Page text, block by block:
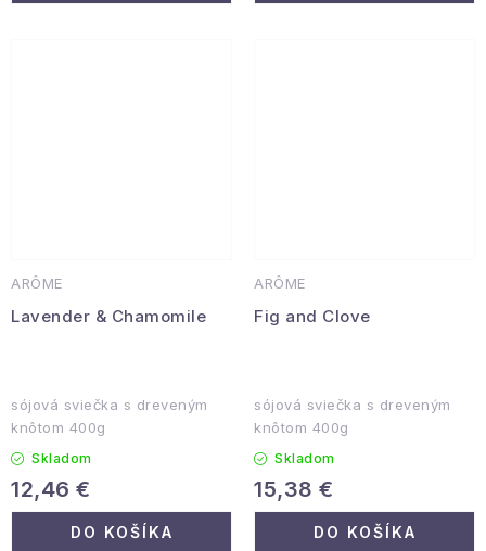
ARÔME
Lavender & Chamomile
sójová sviečka s dreveným
knôtom 400g
Skladom
12,46 €
DO KOŠÍKA
ARÔME
Fig and Clove
sójová sviečka s dreveným
knôtom 400g
Skladom
15,38 €
DO KOŠÍKA